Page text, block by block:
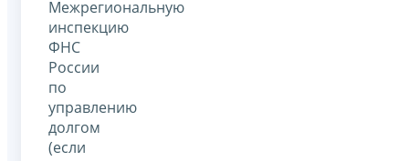
Межрегиональную
инспекцию
ФНС
России
по
управлению
долгом
(если